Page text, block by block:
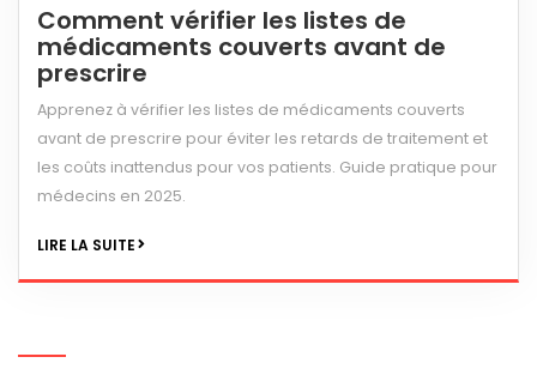
Comment vérifier les listes de
médicaments couverts avant de
prescrire
Apprenez à vérifier les listes de médicaments couverts
avant de prescrire pour éviter les retards de traitement et
les coûts inattendus pour vos patients. Guide pratique pour
médecins en 2025.
LIRE LA SUITE